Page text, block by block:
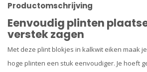
Productomschrijving
Eenvoudig plinten
verstek zagen
Met deze plint blokjes in kalkwit eiken maak
hoge plinten een stuk eenvoudiger. Je hoeft